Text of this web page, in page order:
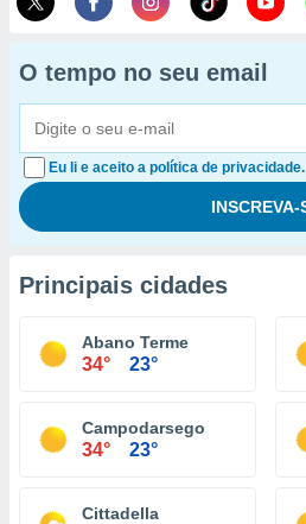
O tempo no seu email
Eu li e aceito a política de privacidade.
Principais cidades
Abano Terme
34° 23°
Campodarsego
34° 23°
Cittadella